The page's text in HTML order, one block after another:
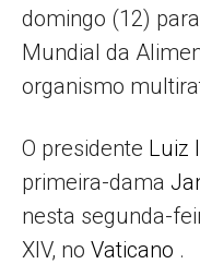
domingo (12)
Mundial da
organismo
O presidente Luiz
primeira-dama
nesta segunda-
XIV, no Vaticano .